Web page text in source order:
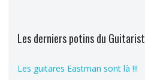
Les derniers potins du
Les guitares Eastman sont là !!!